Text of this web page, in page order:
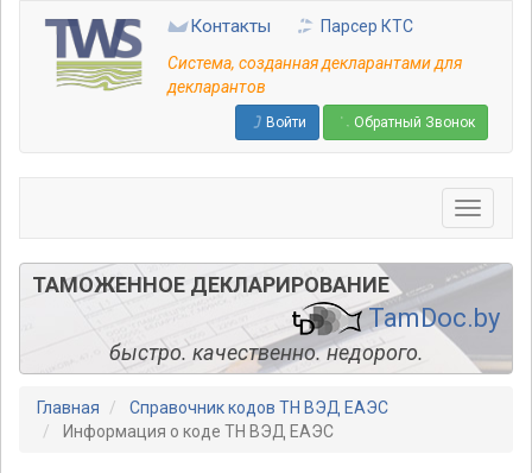
основному
содержанию
Контакты
Парсер КТС
Система, созданная декларантами для
декларантов
Войти Обратный Звонок
ТАМОЖЕННОЕ ДЕКЛАРИРОВАНИЕ
TamDoc.by
быстро. качественно. недорого.
Главная
Справочник кодов ТН ВЭД ЕАЭС
Информация о коде ТН ВЭД ЕАЭС